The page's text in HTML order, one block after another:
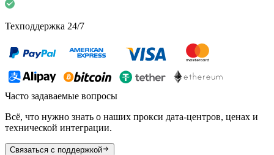
Техподдержка 24/7
Часто задаваемые вопросы
Всё, что нужно знать о наших прокси дата-центров, ценах и
технической интеграции.
Связаться с поддержкой